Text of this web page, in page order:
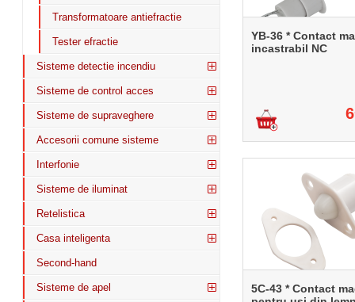
YB-36 * Contact
incastrabil NC
6
5C-43 * Contact
Transformatoare antiefractie
Tester efractie
Sisteme detectie incendiu
Sisteme de control acces
Sisteme de supraveghere
Accesorii comune sisteme
Interfonie
Sisteme de iluminat
Retelistica
Casa inteligenta
Second-hand
Sisteme de apel